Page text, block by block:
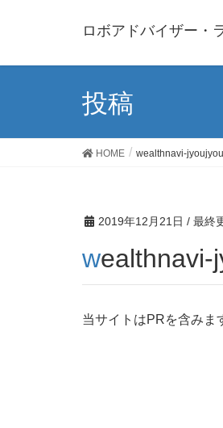
ロボアドバイザー・
投稿
HOME wealthnavi-
2019年12月21日 / 最終
当サイトはPRを含みま